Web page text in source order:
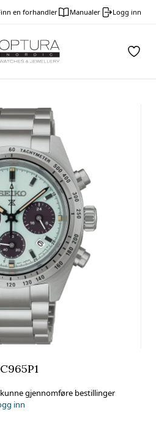
en forhandler Manualer Logg inn
gjennomføre bestillinger
inn